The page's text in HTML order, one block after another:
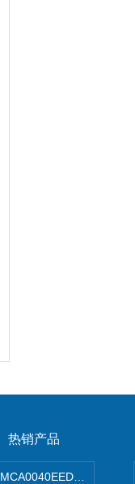
热销产品
H日本